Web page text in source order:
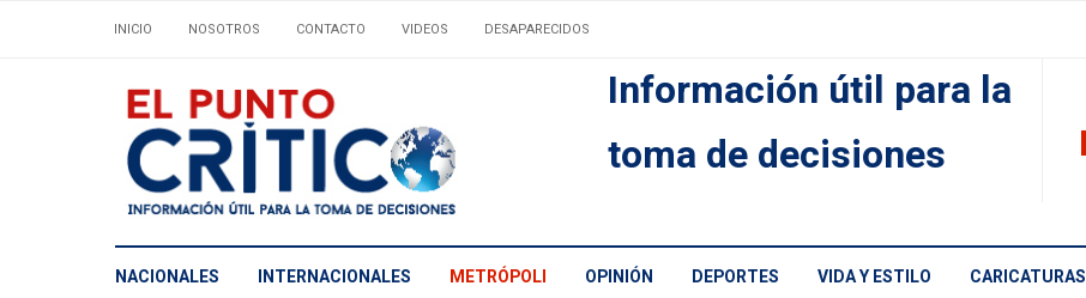
INICIO NOSOTROS CONTACTO VIDEOS DESAPARECIDOS
Información útil para la
toma de decisiones
NACIONALES INTERNACIONALES METRÓPOLI OPINIÓN DEPORTES VIDA Y ESTILO CARICATURAS